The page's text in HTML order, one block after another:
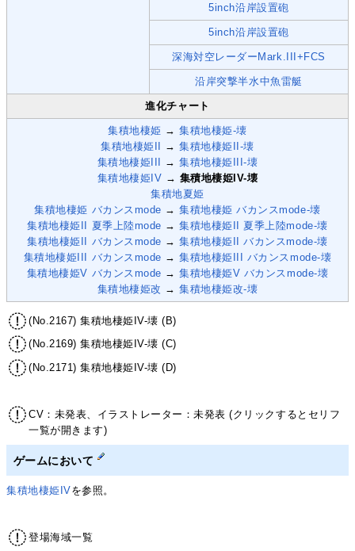
5inch沿岸設置砲
5inch沿岸設置砲
深海対空レーダーMark.III+FCS
沿岸突撃半水中魚雷艇
進化チャート
集積地棲姫 →集積地棲姫-壊
集積地棲姫II →集積地棲姫II-壊
集積地棲姫III →集積地棲姫III-壊
集積地棲姫IV → 集積地棲姫IV-壊
集積地夏姫
集積地棲姫 バカンスmode →集積地棲姫 バカンスmode-壊
集積地棲姫II 夏季上陸mode →集積地棲姫II 夏季上陸mode-壊
集積地棲姫II バカンスmode →集積地棲姫II バカンスmode-壊
集積地棲姫III バカンスmode →集積地棲姫III バカンスmode-壊
集積地棲姫V バカンスmode →集積地棲姫V バカンスmode-壊
集積地棲姫改 →集積地棲姫改-壊
(No.2167) 集積地棲姫IV-壊 (B)
(No.2169) 集積地棲姫IV-壊 (C)
(No.2171) 集積地棲姫IV-壊 (D)
CV：未発表、イラストレーター：未発表 (クリックするとセリフ
一覧が開きます)
ゲームにおいて
集積地棲姫IVを参照。
登場海域一覧